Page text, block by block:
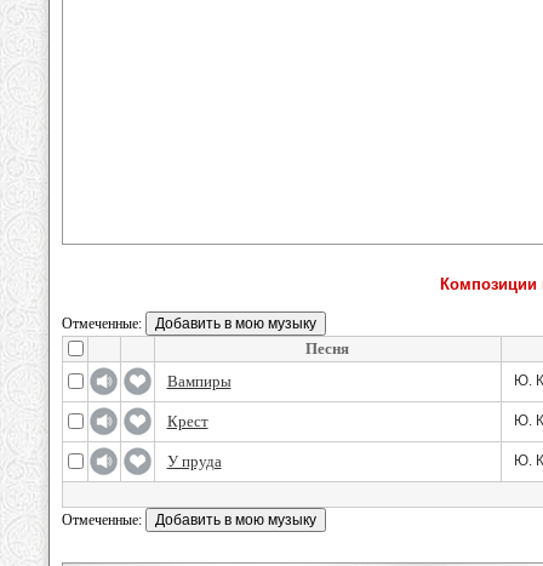
Композиции
Отмеченные:
Песня
Вампиры
Ю.
Крест Ю.
У пруда Ю.
Отмеченные: